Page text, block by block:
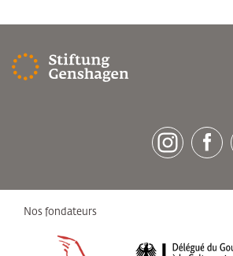
[socialLinksTitle]
Nos fondateurs